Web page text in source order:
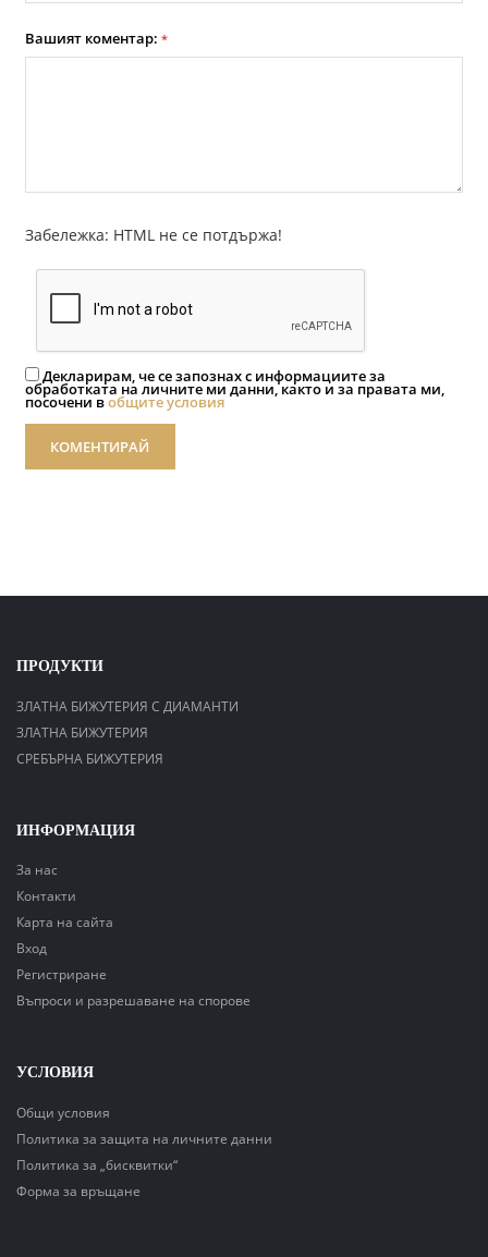
Вашият коментар: *
Забележка: HTML не се потдържа!
Декларирам, че се запознах с информациите за
обработката на личните ми данни, както и за правата ми,
посочени вобщите условия
КОМЕНТИРАЙ
ПРОДУКТИ
ЗЛАТНА БИЖУТЕРИЯ С ДИАМАНТИ
ЗЛАТНА БИЖУТЕРИЯ
СРЕБЪРНА БИЖУТЕРИЯ
ИНФОРМАЦИЯ
За нас
Контакти
Карта на сайта
Вход
Регистриране
Въпроси и разрешаване на спорове
УСЛОВИЯ
Общи условия
Политика за защита на личните данни
Политика за „бисквитки“
Форма за връщане